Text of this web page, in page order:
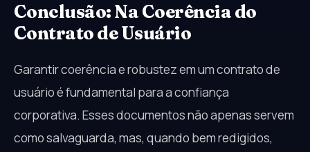
Conclusão: Na Coerência do
Contrato de Usuário
Garantir coerência e robustez em um contrato de
usuário é fundamental para a confiança
corporativa. Esses documentos não apenas servem
como salvaguarda, mas, quando bem redigidos,